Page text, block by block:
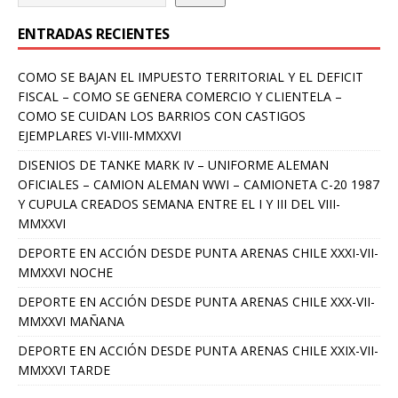
ENTRADAS RECIENTES
COMO SE BAJAN EL IMPUESTO TERRITORIAL Y EL DEFICIT
FISCAL – COMO SE GENERA COMERCIO Y CLIENTELA –
COMO SE CUIDAN LOS BARRIOS CON CASTIGOS
EJEMPLARES VI-VIII-MMXXVI
DISENIOS DE TANKE MARK IV – UNIFORME ALEMAN
OFICIALES – CAMION ALEMAN WWI – CAMIONETA C-20 1987
Y CUPULA CREADOS SEMANA ENTRE EL I Y III DEL VIII-
MMXXVI
DEPORTE EN ACCIÓN DESDE PUNTA ARENAS CHILE XXXI-VII-
MMXXVI NOCHE
DEPORTE EN ACCIÓN DESDE PUNTA ARENAS CHILE XXX-VII-
MMXXVI MAÑANA
DEPORTE EN ACCIÓN DESDE PUNTA ARENAS CHILE XXIX-VII-
MMXXVI TARDE